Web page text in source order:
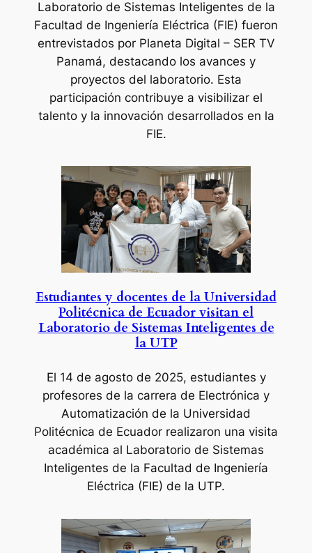
Laboratorio de Sistemas Inteligentes de la
Facultad de Ingeniería Eléctrica (FIE) fueron
entrevistados por Planeta Digital – SER TV
Panamá, destacando los avances y
proyectos del laboratorio. Esta
participación contribuye a visibilizar el
talento y la innovación desarrollados en la
FIE.
Estudiantes y docentes de la Universidad
Politécnica de Ecuador visitan el
Laboratorio de Sistemas Inteligentes de
la UTP
El 14 de agosto de 2025, estudiantes y
profesores de la carrera de Electrónica y
Automatización de la Universidad
Politécnica de Ecuador realizaron una visita
académica al Laboratorio de Sistemas
Inteligentes de la Facultad de Ingeniería
Eléctrica (FIE) de la UTP.